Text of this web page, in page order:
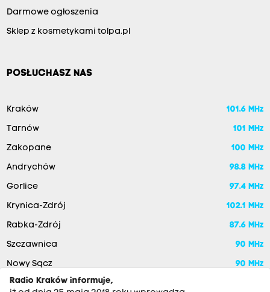
Darmowe ogłoszenia
Sklep z kosmetykami tolpa.pl
POSŁUCHASZ NAS
Kraków 101.6 MHz
Tarnów 101 MHz
Zakopane 100 MHz
Andrychów 98.8 MHz
Gorlice 97.4 MHz
Krynica-Zdrój 102.1 MHz
Rabka-Zdrój 87.6 MHz
Szczawnica 90 MHz
Nowy Sącz
90 MHz
Radio Kraków informuje,